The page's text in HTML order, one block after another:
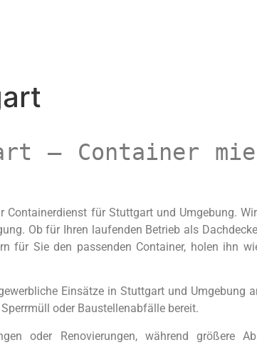
– Container
für Stuttgart und Umgebung.
Ob für Ihren laufenden Betrieb als
für Sie den passenden Container, holen ihn
Einsätze in Stuttgart und Umgebung
oder Baustellenabfälle bereit.
oder Renovierungen, während größere